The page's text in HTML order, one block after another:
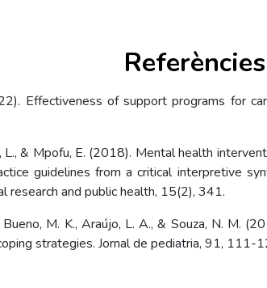
Referències
Effectiveness of support programs for
L., & Mpofu, E. (2018). Mental health
guidelines from a critical interpretive
research and public health, 15(2), 341.
Bueno, M. K., Araújo, L. A., & Souza, N. M.
strategies. Jornal de pediatria, 91, 111-